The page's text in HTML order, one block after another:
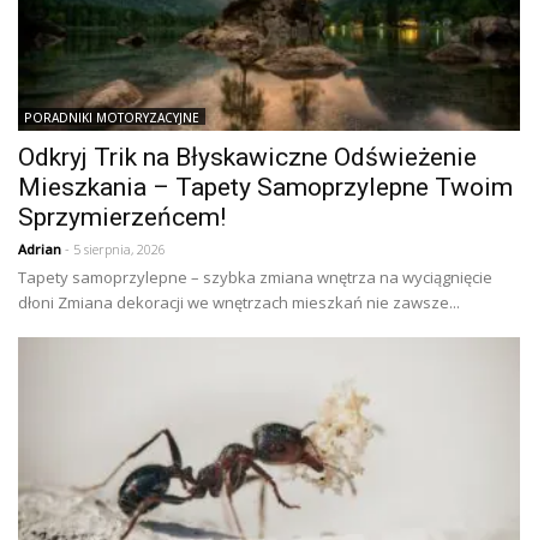
PORADNIKI MOTORYZACYJNE
Odkryj Trik na Błyskawiczne Odświeżenie
Mieszkania – Tapety Samoprzylepne Twoim
Sprzymierzeńcem!
Adrian - 5 sierpnia, 2026
Tapety samoprzylepne – szybka zmiana wnętrza na wyciągnięcie
dłoni Zmiana dekoracji we wnętrzach mieszkań nie zawsze...